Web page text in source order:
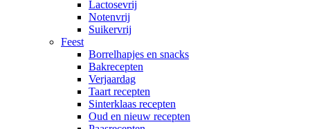
Lactosevrij
Notenvrij
Suikervrij
Feest
Borrelhapjes en snacks
Bakrecepten
Verjaardag
Taart recepten
Sinterklaas recepten
Oud en nieuw recepten